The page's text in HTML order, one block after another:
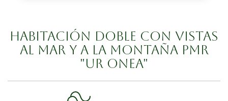
HABITACIÓN DOBLE CON VISTAS
AL MAR Y A LA MONTAÑA PMR
"UR ONEA"